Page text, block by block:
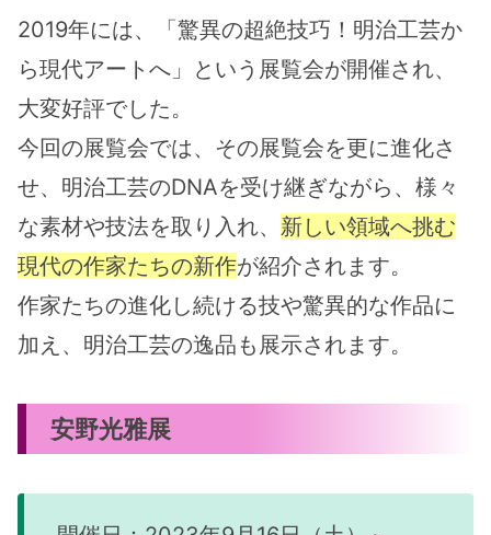
2019年には、「驚異の超絶技巧！明治工芸か
ら現代アートへ」という展覧会が開催され、
大変好評でした。
今回の展覧会では、その展覧会を更に進化さ
せ、明治工芸のDNAを受け継ぎながら、様々
な素材や技法を取り入れ、 新しい領域へ挑む
現代の作家たちの新作が紹介されます。
作家たちの進化し続ける技や驚異的な作品に
加え、明治工芸の逸品も展示されます。
安野光雅展